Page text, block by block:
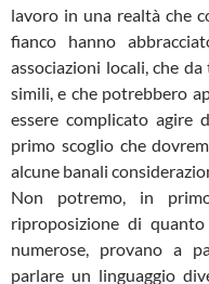
lavoro in una realtà che
fianco hanno
associazioni locali, che
simili, e che potrebbero
essere complicato agire
primo scoglio che
alcune banali
Non potremo, in
riproposizione di
numerose, provano a
parlare un linguaggio